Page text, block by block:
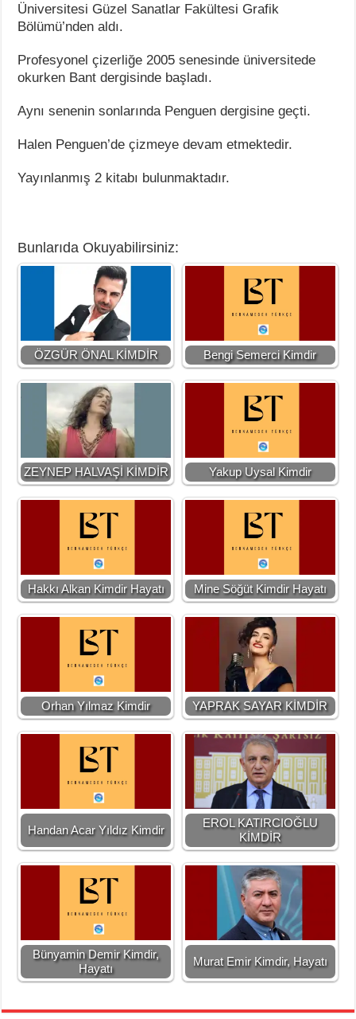
Üniversitesi Güzel Sanatlar Fakültesi Grafik
Bölümü’nden aldı.
Profesyonel çizerliğe 2005 senesinde üniversitede
okurken Bant dergisinde başladı.
Aynı senenin sonlarında Penguen dergisine geçti.
Halen Penguen’de çizmeye devam etmektedir.
Yayınlanmış 2 kitabı bulunmaktadır.
Bunlarıda Okuyabilirsiniz:
ÖZGÜR ÖNAL KİMDİR Bengi Semerci Kimdir
ZEYNEP HALVAŞİ KİMDİR Yakup Uysal Kimdir
Hakkı Alkan Kimdir Hayatı Mine Söğüt Kimdir Hayatı
Orhan Yılmaz Kimdir YAPRAK SAYAR KİMDİR
Handan Acar Yıldız Kimdir
EROL KATIRCIOĞLU
KİMDİR
Bünyamin Demir Kimdir,
Hayatı
Murat Emir Kimdir, Hayatı